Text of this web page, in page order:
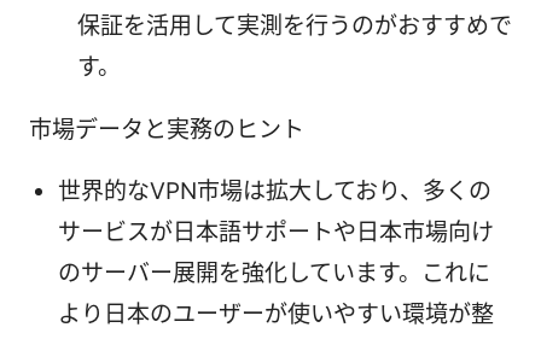
保証を活用して実測を行うのがおすすめで
す。
市場データと実務のヒント
世界的なVPN市場は拡大しており、多くの
サービスが日本語サポートや日本市場向け
のサーバー展開を強化しています。これに
より日本のユーザーが使いやすい環境が整